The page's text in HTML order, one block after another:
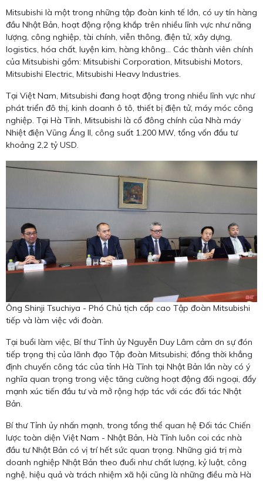
Mitsubishi là một trong những tập đoàn kinh tế lớn, có uy tín hàng
đầu Nhật Bản, hoạt động rộng khắp trên nhiều lĩnh vực như năng
lượng, công nghiệp, tài chính, viễn thông, điện tử, xây dựng,
logistics, hóa chất, luyện kim, hàng không... Các thành viên chính
của Mitsubishi gồm: Mitsubishi Corporation, Mitsubishi Motors,
Mitsubishi Electric, Mitsubishi Heavy Industries.
Tại Việt Nam, Mitsubishi đang hoạt động trong nhiều lĩnh vực như
phát triển đô thị, kinh doanh ô tô, thiết bị điện tử, máy móc công
nghiệp. Tại Hà Tĩnh, Mitsubishi là cổ đông chính của Nhà máy
Nhiệt điện Vũng Áng II, công suất 1.200 MW, tổng vốn đầu tư
khoảng 2,2 tỷ USD.
Ông Shinji Tsuchiya - Phó Chủ tịch cấp cao Tập đoàn Mitsubishi
tiếp và làm việc với đoàn.
Tại buổi làm việc, Bí thư Tỉnh ủy Nguyễn Duy Lâm cảm ơn sự đón
tiếp trọng thị của lãnh đạo Tập đoàn Mitsubishi; đồng thời khẳng
định chuyến công tác của tỉnh Hà Tĩnh tại Nhật Bản lần này có ý
nghĩa quan trọng trong việc tăng cường hoạt động đối ngoại, đẩy
mạnh xúc tiến đầu tư và mở rộng hợp tác với các đối tác Nhật
Bản.
Bí thư Tỉnh ủy nhấn mạnh, trong tổng thể quan hệ Đối tác Chiến
lược toàn diện Việt Nam - Nhật Bản, Hà Tĩnh luôn coi các nhà
đầu tư Nhật Bản có vị trí hết sức quan trọng. Những giá trị mà
doanh nghiệp Nhật Bản theo đuổi như chất lượng, kỷ luật, công
nghệ, hiệu quả và trách nhiệm xã hội cũng là những điều mà Hà